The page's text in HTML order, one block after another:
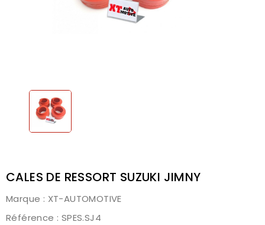
CALES DE RESSORT SUZUKI JIMNY
Marque : XT-AUTOMOTIVE
Référence : SPES.SJ4